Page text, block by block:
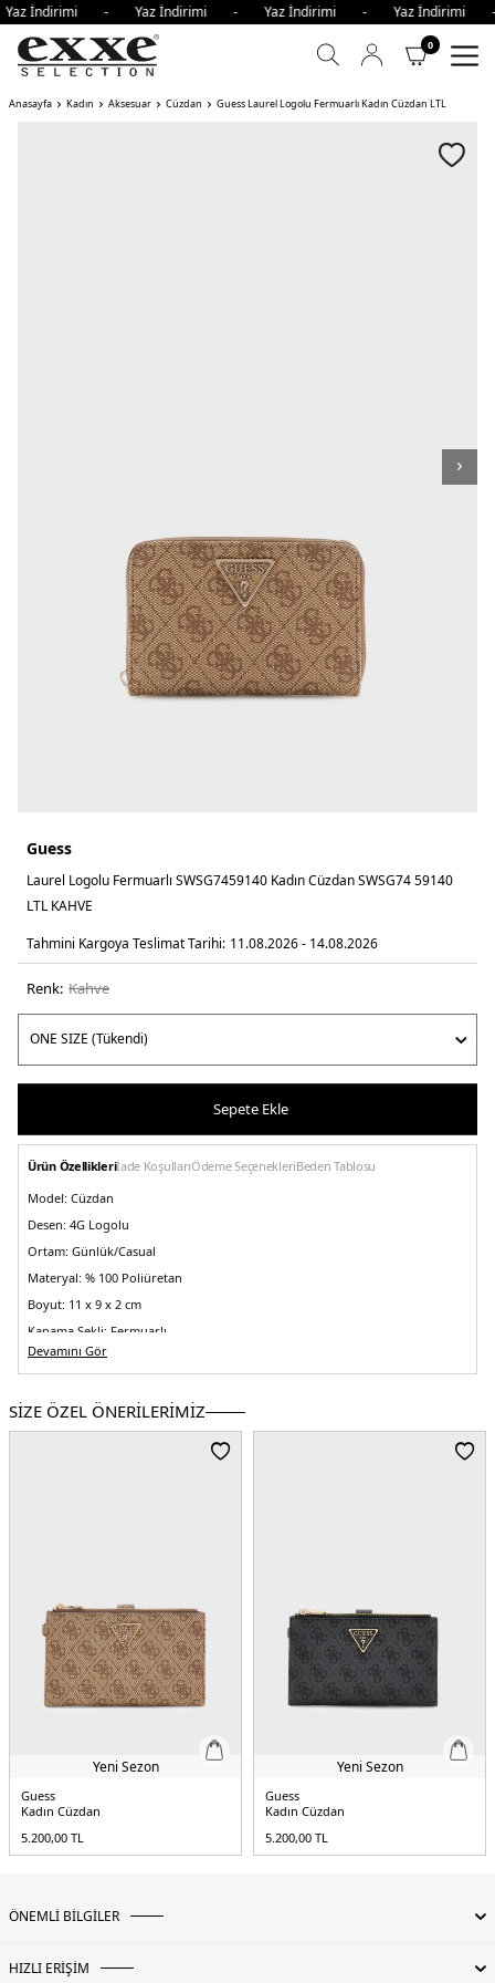
İndirimi - Yaz İndirimi - Yaz İndirimi - Yaz
0
Anasayfa Kadın Aksesuar Cüzdan Guess Laurel Logolu Fermuarlı Kadın Cüzdan LTL
Guess
Laurel Logolu Fermuarlı SWSG7459140 Kadın Cüzdan SWSG74 59140
LTL KAHVE
Tahmini Kargoya Teslimat Tarihi: 11.08.2026 - 14.08.2026
Renk: kahve
Sepete Ekle
Ürün Özellikleriİade KoşullarıÖdeme SeçenekleriBeden Tablosu
Model: Cüzdan
Desen: 4G Logolu
Ortam: Günlük/Casual
Materyal: % 100 Poliüretan
Boyut: 11 x 9 x 2 cm
Kapama Şekli: Fermuarlı
Yaş Grubu:Yetişkin
Menşei:Burma
5DE2SWSG7459140LTL.03
Devamını Gör
SİZE ÖZEL ÖNERİLERİMİZ
Yeni Sezon
Guess
Kadın Cüzdan
5.200,00 TL
Yeni Sezon
Guess
Kadın Cüzdan
5.200,00 TL
ÖNEMLİ BİLGİLER
HIZLI ERİŞİM